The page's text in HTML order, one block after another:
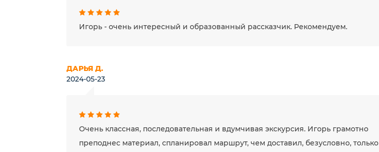
Игорь - очень интересный и образованный рассказчик. Рекомендуем.
ДАРЬЯ Д.
2024-05-23
Очень классная, последовательная и вдумчивая экскурсия. Игорь грамотно
преподнес материал, спланировал маршрут, чем доставил, безусловно, только